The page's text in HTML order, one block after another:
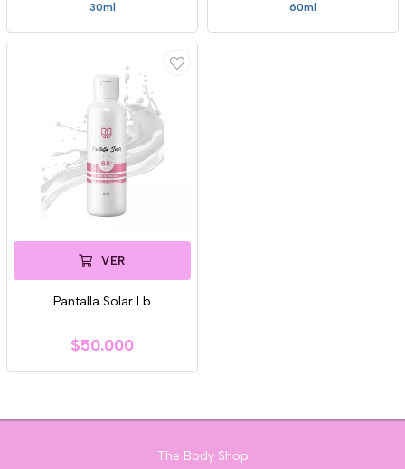
30ml 60ml
VER
Pantalla Solar Lb
$50.000
The Body Shop